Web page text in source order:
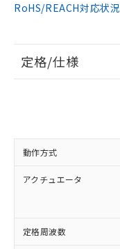
RoHS/REACH対応状況
定格/仕様
動作方式
アクチュエータ
定格周波数